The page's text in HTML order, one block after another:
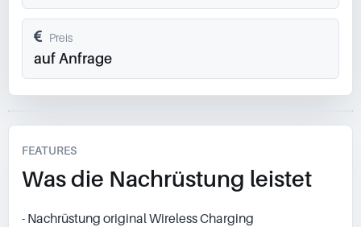
Preis
auf Anfrage
FEATURES
Was die Nachrüstung leistet
- Nachrüstung original Wireless Charging